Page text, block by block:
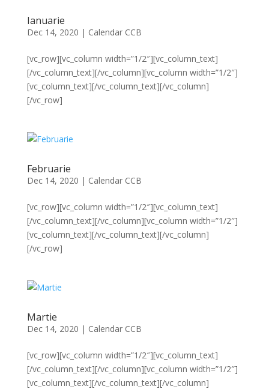
Ianuarie
Dec 14, 2020 | Calendar CCB
[vc_row][vc_column width=”1/2″][vc_column_text]
[/vc_column_text][/vc_column][vc_column width=”1/2″]
[vc_column_text][/vc_column_text][/vc_column]
[/vc_row]
Februarie
Dec 14, 2020 | Calendar CCB
[vc_row][vc_column width=”1/2″][vc_column_text]
[/vc_column_text][/vc_column][vc_column width=”1/2″]
[vc_column_text][/vc_column_text][/vc_column]
[/vc_row]
Martie
Dec 14, 2020 | Calendar CCB
[vc_row][vc_column width=”1/2″][vc_column_text]
[/vc_column_text][/vc_column][vc_column width=”1/2″]
[vc_column_text][/vc_column_text][/vc_column]